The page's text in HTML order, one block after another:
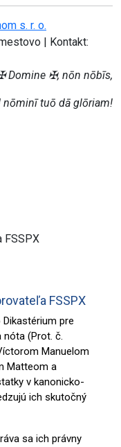
s. r. o.
| Kontakt:
Domine ✠, nōn nōbīs,
nōminī tuō dā glōriam!
FSSPX
FSSPX
pre
nóta (Prot. č.
Manuelom
Matteom a
v kanonicko-
ich skutočný
sa ich právny